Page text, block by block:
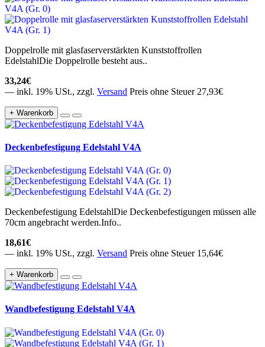
Doppelrolle mit glasfaserverstärkten Kunststoffrollen
EdelstahlDie Doppelrolle besteht aus..
33,24€
— inkl. 19% USt., zzgl. Versand Preis ohne Steuer 27,93€
+ Warenkorb
Deckenbefestigung Edelstahl V4A
Deckenbefestigung EdelstahlDie Deckenbefestigungen müssen alle
70cm angebracht werden.Info..
18,61€
— inkl. 19% USt., zzgl. Versand Preis ohne Steuer 15,64€
+ Warenkorb
Wandbefestigung Edelstahl V4A